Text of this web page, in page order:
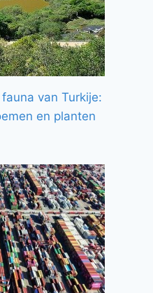
van Turkije:
en planten